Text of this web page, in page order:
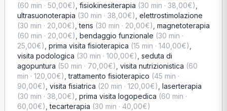
(60 min · 50,00€) fisiokinesiterapia (30 min · 38,00€)
ultrasuonoterapia (30 min · 38,00€) elettrostimolazione
(30 min · 20,00€) ,tens (30 min · 20,00€) magnetoterapia
(60 min · 20,00€) bendaggio funzionale (30 min ·
25,00€) prima visita fisioterapica (15 min · 140,00€)
visita podologica (30 min · 100,00€) seduta di
agopuntura (50 min · 70,00€) visita nutrizionistica (60
min · 120,00€) ,trattamento fisioterapico (45 min ·
90,00€) visita fisiatrica (20 min · 120,00€) laserterapia
(30 min · 38,00€) prima visita logopedica (60 min ·
60,00€) ,tecarterapia (30 min · 40,00€)